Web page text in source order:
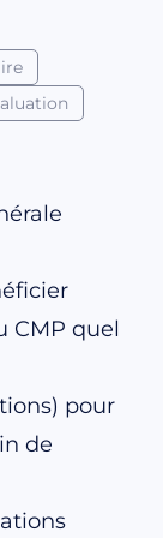
CMP quel
pour
de